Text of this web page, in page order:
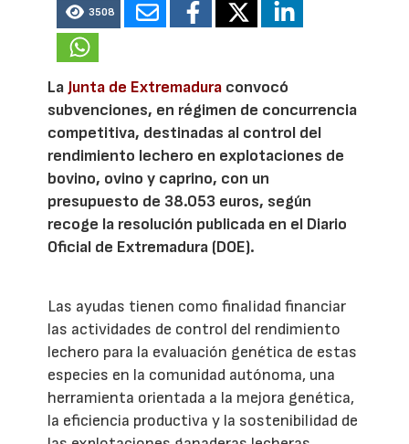
3508
LaJunta de Extremadura convocó
subvenciones, en régimen de concurrencia
competitiva, destinadas al control del
rendimiento lechero en explotaciones de
bovino, ovino y caprino, con un
presupuesto de 38.053 euros, según
recoge la resolución publicada en el Diario
Oficial de Extremadura (DOE).
Las ayudas tienen como finalidad financiar
las actividades de control del rendimiento
lechero para la evaluación genética de estas
especies en la comunidad autónoma, una
herramienta orientada a la mejora genética,
la eficiencia productiva y la sostenibilidad de